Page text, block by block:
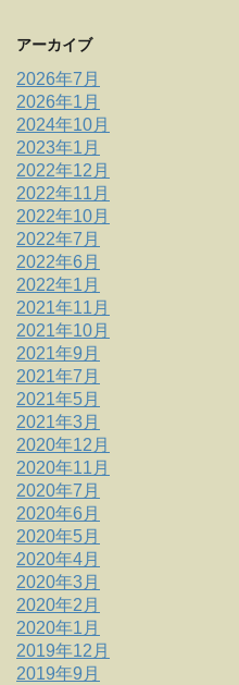
アーカイブ
2026年7月
2026年1月
2024年10月
2023年1月
2022年12月
2022年11月
2022年10月
2022年7月
2022年6月
2022年1月
2021年11月
2021年10月
2021年9月
2021年7月
2021年5月
2021年3月
2020年12月
2020年11月
2020年7月
2020年6月
2020年5月
2020年4月
2020年3月
2020年2月
2020年1月
2019年12月
2019年9月